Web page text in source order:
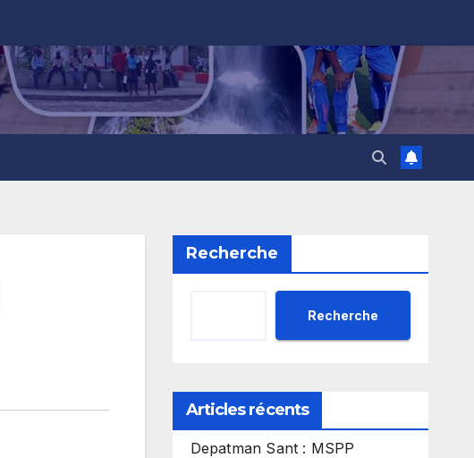
Recherche
Recherche
Articles récents
Depatman Sant : MSPP